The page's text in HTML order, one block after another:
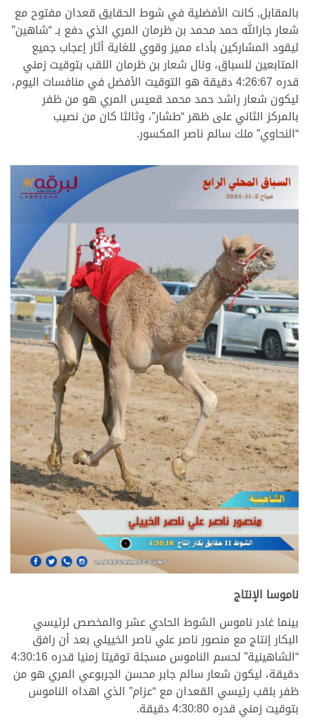
بالمقابل, كانت الأفضلية في شوط الحقايق قعدان مفتوح مع
شعار جارالله حمد محمد بن ظرمان المري الذي دفع بـ “شاهين”
ليقود المشاركين بأداء مميز وقوي للغاية أثار إعجاب جميع
المتابعين للسباق، ونال شعار بن ظرمان اللقب بتوقيت زمني
قدره 4:26:67 دقيقة هو التوقيت الأفضل في منافسات اليوم،
ليكون شعار راشد حمد محمد قعيس المري هو من ظفر
بالمركز الثاني على ظهر “طشار”، وثالثا كان من نصيب
“النحاوي” ملك سالم ناصر المكسور.
.
ناموسا الإنتاج
بينما غادر ناموس الشوط الحادي عشر والمخصص لرئيسي
البكار إنتاج مع منصور ناصر علي ناصر الخييلي بعد أن رافق
“الشاهينية” لحسم الناموس مسجلة توقيتا زمنيا قدره 4:30:16
دقيقة، ليكون شعار سالم جابر محسن الجربوعي المري هو من
ظفر بلقب رئيسي القعدان مع “عزام” الذي اهداه الناموس
بتوقيت زمني قدره 4:30:80 دقيقة.